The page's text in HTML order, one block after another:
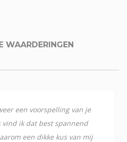
WAARDERINGEN
een voorspelling van je
vind ik dat best spannend
een dikke kus van mij